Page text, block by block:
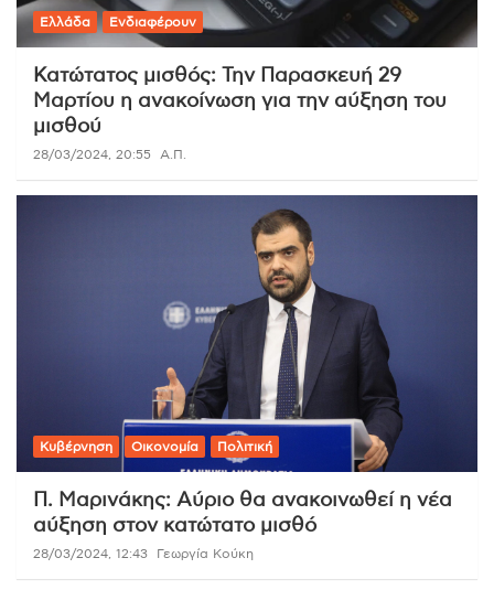
Ελλάδα Ενδιαφέρουν
Κατώτατος μισθός: Την Παρασκευή 29
Μαρτίου η ανακοίνωση για την αύξηση του
μισθού
28/03/2024, 20:55 Α.Π.
Κυβέρνηση Οικονομία Πολιτική
Π. Μαρινάκης: Αύριο θα ανακοινωθεί η νέα
αύξηση στον κατώτατο μισθό
28/03/2024, 12:43 Γεωργία Κούκη